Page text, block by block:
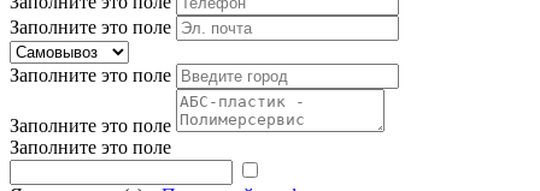
Заполните это поле
Заполните это поле
Заполните это поле
Заполните это поле